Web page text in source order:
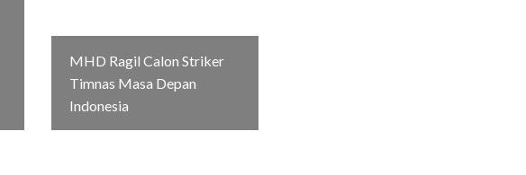
MHD Ragil Calon Striker
Timnas Masa Depan
Indonesia